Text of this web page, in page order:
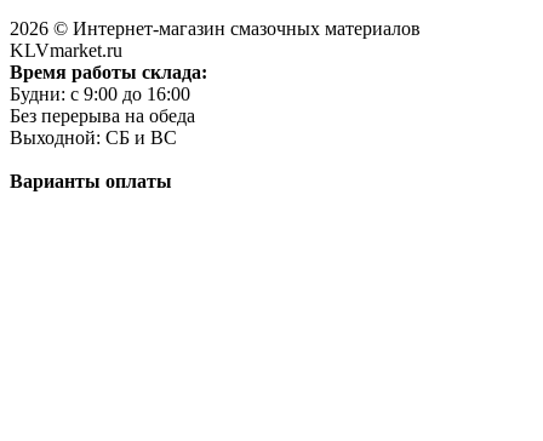
2026 © Интернет-магазин смазочных материалов
KLVmarket.ru
Время работы склада:
Будни: c 9:00 до 16:00
Без перерыва на обеда
Выходной: СБ и ВС
Варианты оплаты